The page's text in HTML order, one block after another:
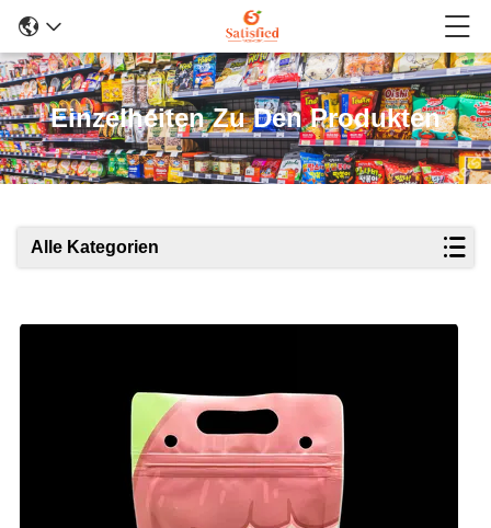
Einzelheiten Zu Den Produkten
Alle Kategorien